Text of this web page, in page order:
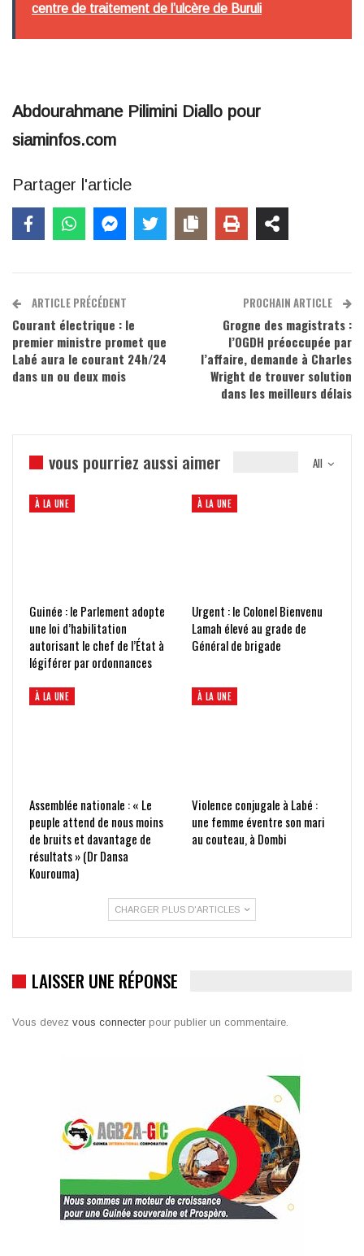
centre de traitement de l’ulcère de Buruli
Abdourahmane Pilimini Diallo pour
siaminfos.com
Partager l'article
ARTICLE PRÉCÉDENT
Courant électrique : le
premier ministre promet que
Labé aura le courant 24h/24
dans un ou deux mois
PROCHAIN ARTICLE
Grogne des magistrats :
l’OGDH préoccupée par
l’affaire, demande à Charles
Wright de trouver solution
dans les meilleurs délais
All
vous pourriez aussi aimer
À LA UNE
Guinée : le Parlement adopte
une loi d’habilitation
autorisant le chef de l’État à
légiférer par ordonnances
À LA UNE
Urgent : le Colonel Bienvenu
Lamah élevé au grade de
Général de brigade
À LA UNE
Assemblée nationale : « Le
peuple attend de nous moins
de bruits et davantage de
résultats » (Dr Dansa
Kourouma)
À LA UNE
Violence conjugale à Labé :
une femme éventre son mari
au couteau, à Dombi
CHARGER PLUS D'ARTICLES
LAISSER UNE RÉPONSE
Vous devez vous connecter pour publier un commentaire.